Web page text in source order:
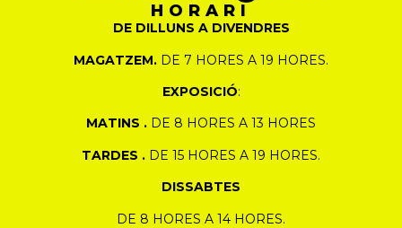
HORARI
DE DILLUNS A DIVENDRES
MAGATZEM. DE 7 HORES A 19 HORES.
EXPOSICIÓ:
MATINS . DE 8 HORES A 13 HORES
TARDES . DE 15 HORES A 19 HORES.
DISSABTES
DE 8 HORES A 14 HORES.